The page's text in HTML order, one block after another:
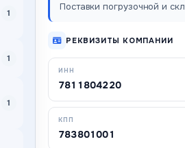
1
1
1
Поставки погрузочной и
РЕКВИЗИТЫ КОМПАНИИ
ИНН
7811804220
КПП
783801001